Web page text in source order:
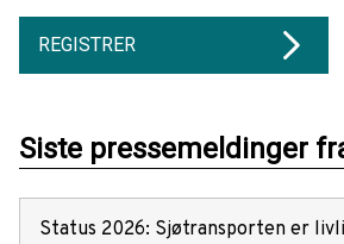
REGISTRER
Siste pressemeldinger
Status 2026: Sjøtransporten er